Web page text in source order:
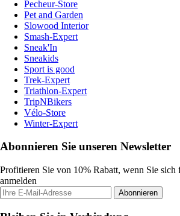
Pecheur-Store
Pet and Garden
Slowood Interior
Smash-Expert
Sneak'In
Sneakids
Sport is good
Trek-Expert
Triathlon-Expert
TripNBikers
Vélo-Store
Winter-Expert
Abonnieren Sie unseren Newsletter
Profitieren Sie von 10% Rabatt, wenn Sie sich
anmelden
Abonnieren